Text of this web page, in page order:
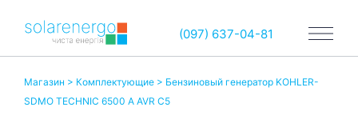
(097) 637-04-81
Магазин > Комплектующие > Бензиновый генератор KOHLER-
SDMO TECHNIC 6500 A AVR C5